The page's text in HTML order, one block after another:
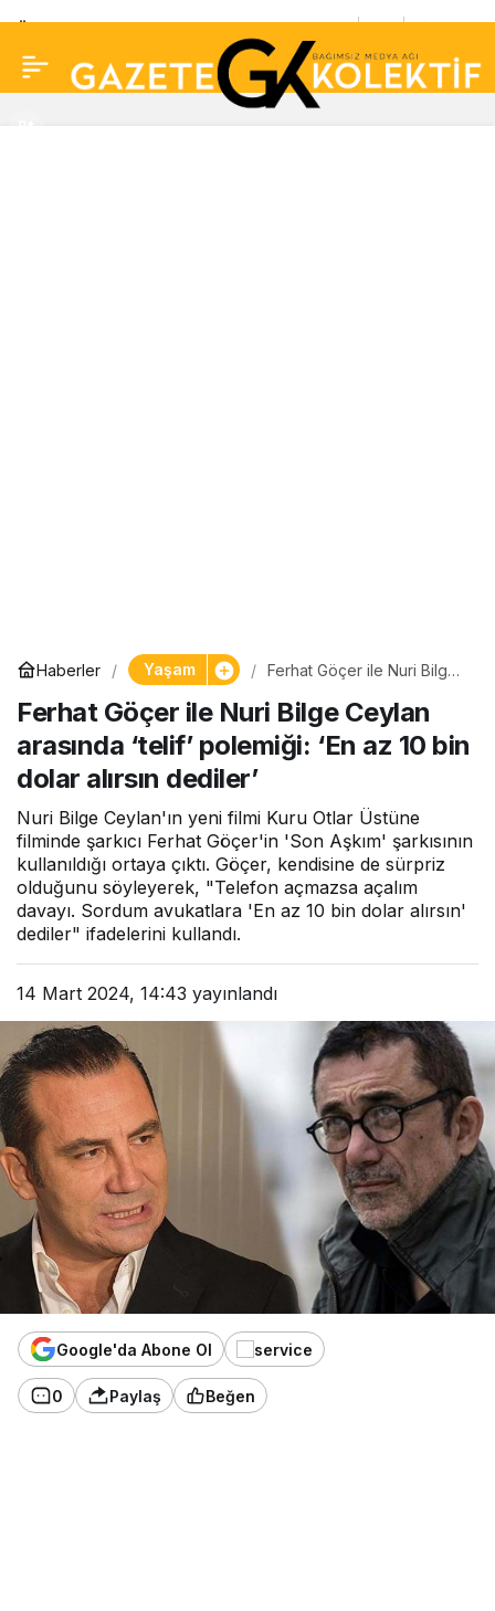
Haberler Yaşam
Ferhat Göçer ile Nuri Bilge
polemiği: ‘En az 10 bin
dolar alırsın dediler’
Ferhat Göçer ile Nuri Bilge Ceylan
arasında ‘telif’ polemiği: ‘En az 10 bin
dolar alırsın dediler’
Nuri Bilge Ceylan'ın yeni filmi Kuru Otlar Üstüne
filminde şarkıcı Ferhat Göçer'in 'Son Aşkım' şarkısının
kullanıldığı ortaya çıktı. Göçer, kendisine de sürpriz
olduğunu söyleyerek, "Telefon açmazsa açalım
davayı. Sordum avukatlara 'En az 10 bin dolar alırsın'
dediler" ifadelerini kullandı.
14 Mart 2024, 14:43 yayınlandı
Google'da Abone Ol
0 Paylaş Beğen
Özen’den hayranlarını